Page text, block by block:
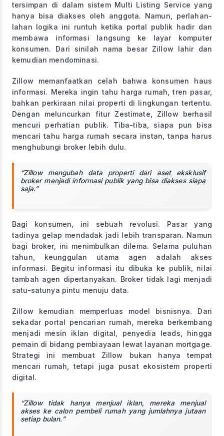
tersimpan di dalam sistem Multi Listing Service yang
hanya bisa diakses oleh anggota. Namun, perlahan-
lahan logika ini runtuh ketika portal publik hadir dan
membawa informasi langsung ke layar komputer
konsumen. Dari sinilah nama besar Zillow lahir dan
kemudian mendominasi.
Zillow memanfaatkan celah bahwa konsumen haus
informasi. Mereka ingin tahu harga rumah, tren pasar,
bahkan perkiraan nilai properti di lingkungan tertentu.
Dengan meluncurkan fitur Zestimate, Zillow berhasil
mencuri perhatian publik. Tiba-tiba, siapa pun bisa
mencari tahu harga rumah secara instan, tanpa harus
menghubungi broker lebih dulu.
“Zillow mengubah data properti dari aset eksklusif
broker menjadi informasi publik yang bisa diakses siapa
saja.”
Bagi konsumen, ini sebuah revolusi. Pasar yang
tadinya gelap mendadak jadi lebih transparan. Namun
bagi broker, ini menimbulkan dilema. Selama puluhan
tahun, keunggulan utama agen adalah akses
informasi. Begitu informasi itu dibuka ke publik, nilai
tambah agen dipertanyakan. Broker tidak lagi menjadi
satu-satunya pintu menuju data.
Zillow kemudian memperluas model bisnisnya. Dari
sekadar portal pencarian rumah, mereka berkembang
menjadi mesin iklan digital, penyedia leads, hingga
pemain di bidang pembiayaan lewat layanan mortgage.
Strategi ini membuat Zillow bukan hanya tempat
mencari rumah, tetapi juga pusat ekosistem properti
digital.
“Zillow tidak hanya menjual iklan, mereka menjual
akses ke calon pembeli rumah yang jumlahnya jutaan
setiap bulan.”